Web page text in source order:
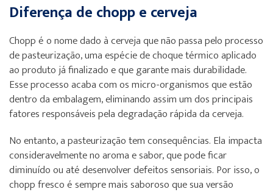
Diferença de chopp e cerveja
Chopp é o nome dado à cerveja que não passa pelo processo
de pasteurização, uma espécie de choque térmico aplicado
ao produto já finalizado e que garante mais durabilidade.
Esse processo acaba com os micro-organismos que estão
dentro da embalagem, eliminando assim um dos principais
fatores responsáveis pela degradação rápida da cerveja.
No entanto, a pasteurização tem consequências. Ela impacta
consideravelmente no aroma e sabor, que pode ficar
diminuído ou até desenvolver defeitos sensoriais. Por isso, o
chopp fresco é sempre mais saboroso que sua versão